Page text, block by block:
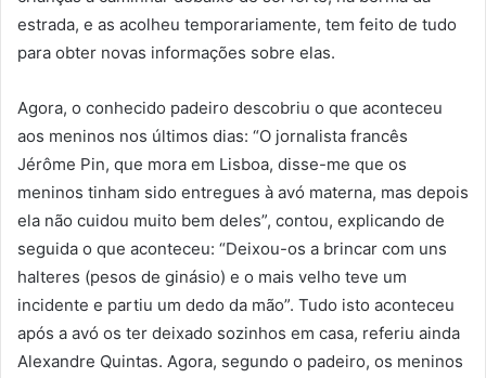
estrada, e as acolheu temporariamente, tem feito de tudo
para obter novas informações sobre elas.
Agora, o conhecido padeiro descobriu o que aconteceu
aos meninos nos últimos dias: “O jornalista francês
Jérôme Pin, que mora em Lisboa, disse-me que os
meninos tinham sido entregues à avó materna, mas depois
ela não cuidou muito bem deles”, contou, explicando de
seguida o que aconteceu: “Deixou-os a brincar com uns
halteres (pesos de ginásio) e o mais velho teve um
incidente e partiu um dedo da mão”. Tudo isto aconteceu
após a avó os ter deixado sozinhos em casa, referiu ainda
Alexandre Quintas. Agora, segundo o padeiro, os meninos